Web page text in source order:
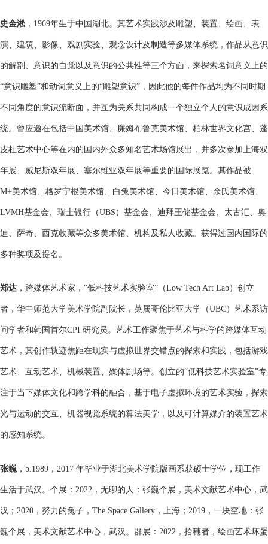
史金淞 ，1969年生于中国湖北。其艺术实践涉及雕塑、装置、绘画、表
演、建筑、影像、戏剧实验、观念设计及制造等多媒体系统，作品从意识
的解剖、意识的自觉以及意识的公共性等三个方面，来探索名词意义上的
“意识雕塑”和动词意义上的“雕塑意识”，因此他的每件作品均为不同时期
不同角度的意识流断面，并互为关系共同构成一个独立个人的意识成因系
统。曾应邀在包括中国美术馆、廉姆布鲁克美术馆、柏林世界文化宫、蓬
皮杜艺术中心等在内的国内外众多知名艺术场馆展出，并多次参加上海双
年展、威尼斯双年展、塞尔维亚双年展等重要的国际展览。其作品被
M+美术馆、格罗宁根美术馆、白兔美术馆、今日美术馆、余氏美术馆、
LVMH基金会、瑞士银行（UBS）基金会、迪拜王储基金会、太古汇、奥
迪、萨奇、西克收藏等众多美术馆、机构及私人收藏。获得过国内国际的
多种奖项及提名。
郑达 ，跨媒体艺术家，“低科技艺术实验室”（Low Tech Art Lab）创立
者，华中师范大学美术学院副院长，英属哥伦比亚大学（UBC）艺术系访
问学者和韩国首尔CPI 研究员。艺术工作聚焦于艺术与科学的跨媒体互动
艺术，其创作轨迹焦距在现实与虚拟世界交错点的探索和实践，包括游戏
艺术、互动艺术、机械装置、媒体剧场等。创立的“低科技艺术实验室”专
注于当下媒体文化和跨学科的融合，基于电子虚拟环境的艺术实验，探索
光与运动的交互、机器视觉系统的算法美学，以及可计算媒介的装置艺术
的感知系统。
张巍 ，b.1989，2017 年毕业于湖北美术学院版画系获硕士学位，现工作
生活于武汉。个展：2022，无聊的人：张巍个展，美术文献艺术中心，武
汉；2020，努力的兔子，The Space Gallery，上海；2019，一块空地：张
巍个展，美术文献艺术中心，武汉。群展：2022，拾穗者，绘画艺术坏蛋